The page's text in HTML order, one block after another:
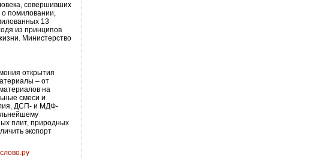
совершивших
о помиловании,
13
из принципов
Министерство
открытия
– от
на
смеси и
ДСП- и МДФ-
плит, природных
экспорт